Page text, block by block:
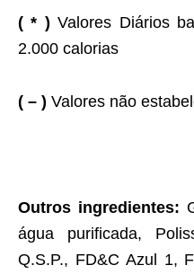
( * ) Valores Diários
2.000 calorias
( – ) Valores não
Outros ingredientes:
água purificada,
Q.S.P., FD&C Azul 1,